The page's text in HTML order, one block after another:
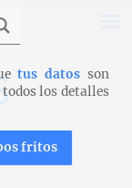
tus datos son
todos los detalles
fritos